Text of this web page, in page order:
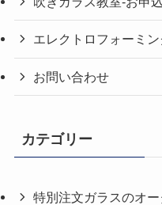
エレクトロフォーミ
お問い合わせ
カテゴリー
特別注文ガラスのオ